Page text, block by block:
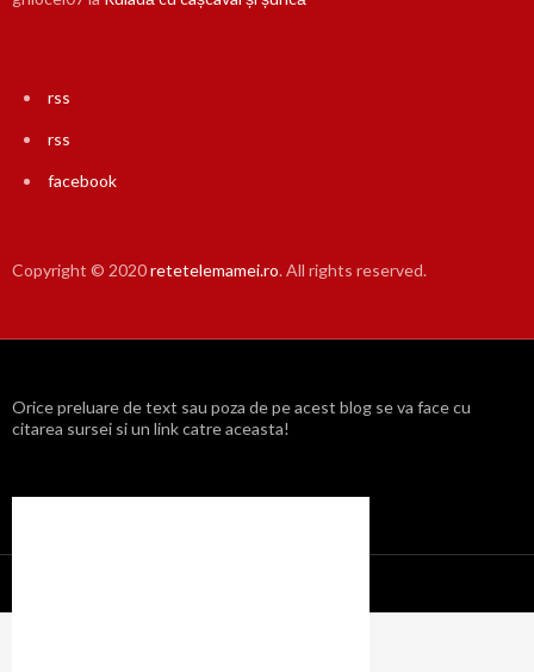
rss
rss
facebook
Copyright © 2020retetelemamei.ro. All rights reserved.
Orice preluare de text sau poza de pe acest blog se va face cu
citarea sursei si un link catre aceasta!